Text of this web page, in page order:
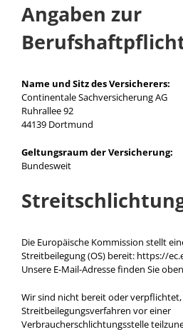
Angaben zur
Name und Sitz des Versicherers:
Continentale Sachversicherung AG
Ruhrallee 92
44139 Dortmund
Geltungsraum der Versicherung:
Bundesweit
Die Europäische Kommission stellt
Streitbeilegung (OS) bereit: https://
Unsere E-Mail-Adresse finden Sie
Wir sind nicht bereit oder verpflichtet,
Streitbeilegungsverfahren vor einer
Verbraucherschlichtungsstelle